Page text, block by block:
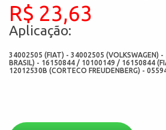
R$ 23,63
Aplicação:
34002505 (FIAT) - 34002505 (VOLKSWAGEN) -
BRASIL) - 16150844 / 10100149 / 16150844
12012530B (CORTECO FREUDENBERG) -